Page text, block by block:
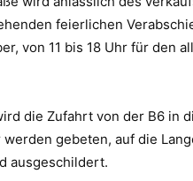
feierlichen
von 11 bis 18 Uhr für den
die Zufahrt von der B6 in
gebeten, auf die
ausgeschildert.